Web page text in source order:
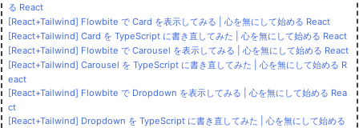
る React
[React+Tailwind] Flowbite で Card を表示してみる | 心を無にして始める React
[React+Tailwind] Card を TypeScript に書き直してみた | 心を無にして始める React
[React+Tailwind] Flowbite で Carousel を表示してみる | 心を無にして始める React
[React+Tailwind] Carousel を TypeScript に書き直してみた | 心を無にして始める R
eact
[React+Tailwind] Flowbite で Dropdown を表示してみる | 心を無にして始める Rea
ct
[React+Tailwind] Dropdown を TypeScript に書き直してみた | 心を無にして始める